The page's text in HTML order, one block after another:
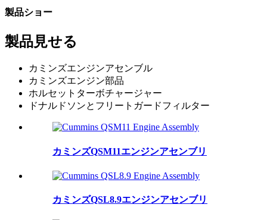
製品ショー
製品見せる
カミンズエンジンアセンブル
カミンズエンジン部品
ホルセットターボチャージャー
ドナルドソンとフリートガードフィルター
カミンズQSM11エンジンアセンブリ
カミンズQSL8.9エンジンアセンブリ